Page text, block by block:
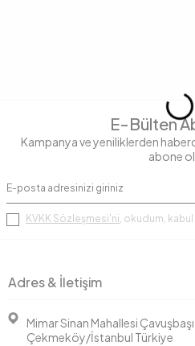
E-Bülten
Kampanya ve yeniliklerden
abone
KVKK Sözleşmesi'ni, okudum,
Adres & İletişim
Mimar Sinan Mahallesi
Çekmeköy/İstanbul Türkiye